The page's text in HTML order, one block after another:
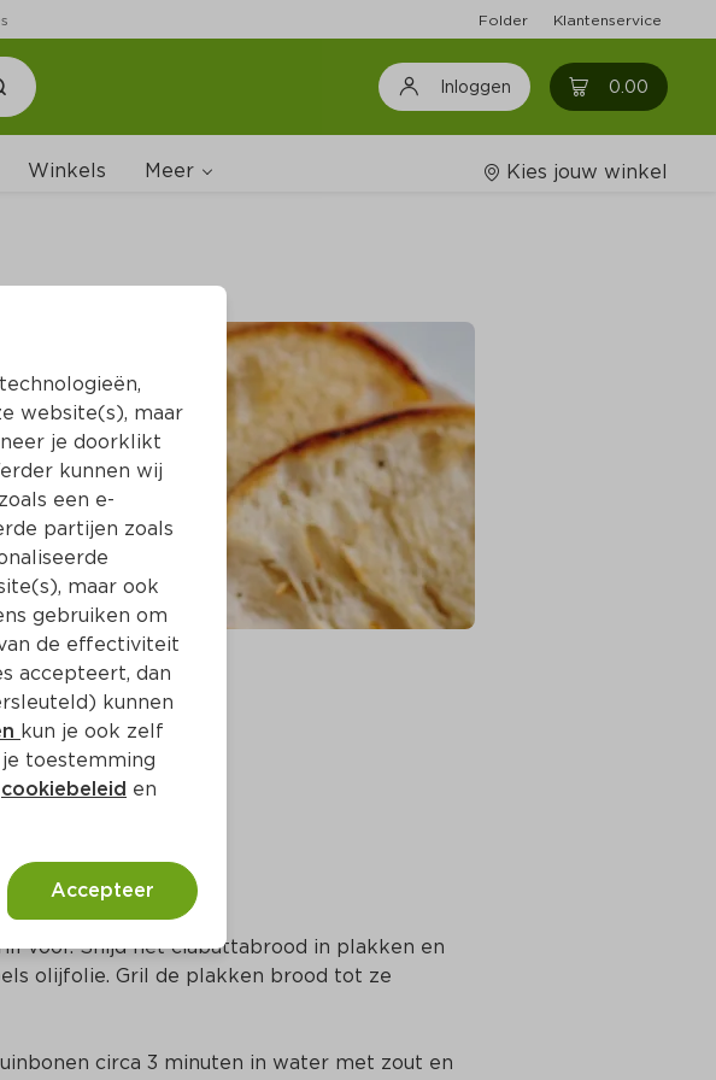
Folder Klantenservice
Inloggen 0.00 0
Winkels Meer
Wijnshop
Boodschappenlijstjes
Kies jouw winkel
voor. Snijd het ciabattabrood in plakken en
olijfolie. Gril de plakken brood tot ze
circa 3 minuten in water met zout en
website(s), maar
je doorklikt
kunnen wij
een e-
partijen zoals
maar ook
gebruiken om
de effectiviteit
accepteert, dan
kunnen
kun je ook zelf
toestemming
cookiebeleid en
Accepteer